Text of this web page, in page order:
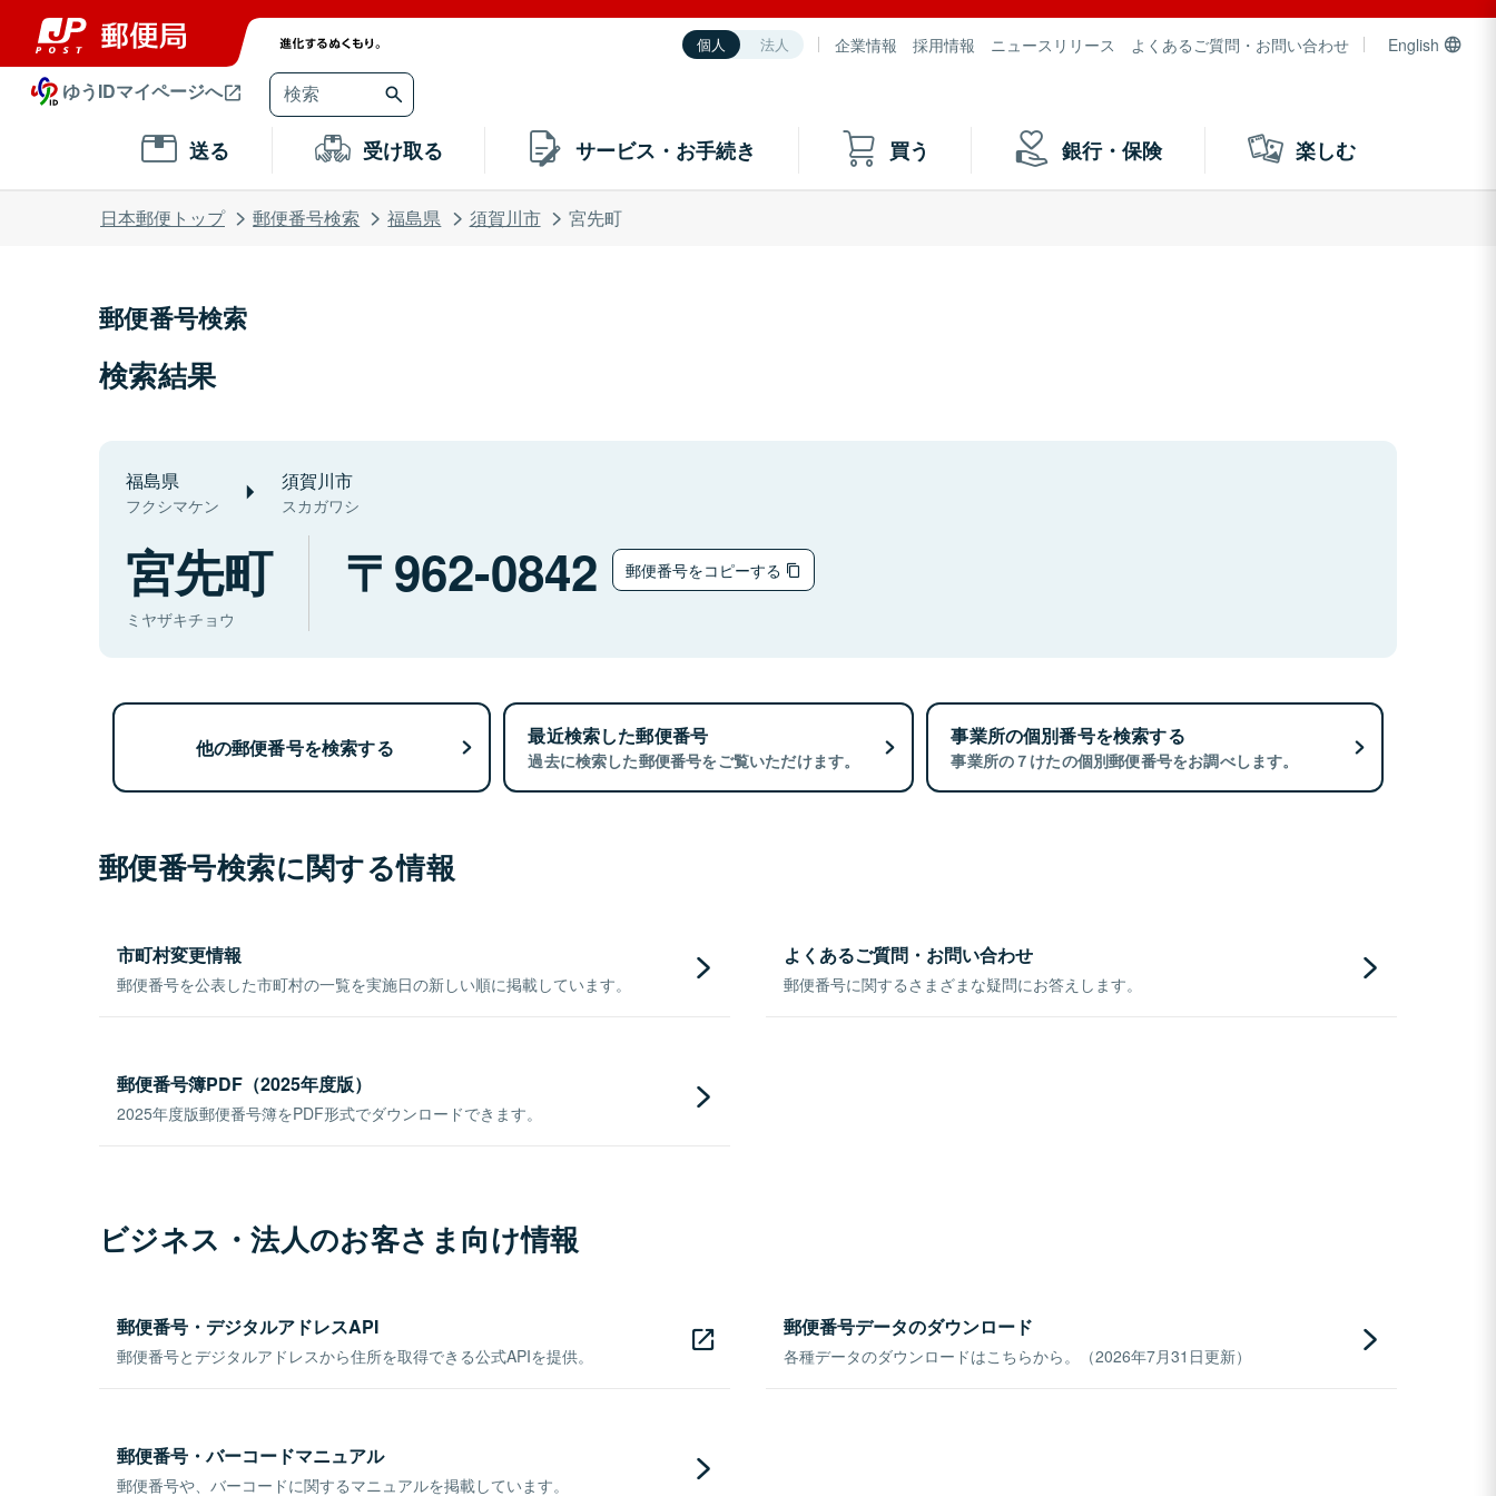
個人 法人 企業情報 採用情報 ニュースリリース よくあるご質問・お問い合わせ English
ゆうIDマイページへ
送る 受け取る サービス・お手続き 買う 銀行・保険 楽しむ
日本郵便トップ 郵便番号検索 福島県 須賀川市 宮先町
郵便番号検索
検索結果
福島県
フクシマケン
須賀川市
スカガワシ
宮先町
ミヤザキチョウ
962-0842 郵便番号をコピーする
他の郵便番号を検索する 最近検索した郵便番号
過去に検索した郵便番号をご覧いただけます。
事業所の個別番号を検索する
事業所の７けたの個別郵便番号をお調べします。
郵便番号検索に関する情報
市町村変更情報
郵便番号を公表した市町村の一覧を実施日の新しい順に掲載しています。
よくあるご質問・お問い合わせ
郵便番号に関するさまざまな疑問にお答えします。
郵便番号簿PDF（2025年度版）
2025年度版郵便番号簿をPDF形式でダウンロードできます。
ビジネス・法人のお客さま向け情報
郵便番号・デジタルアドレスAPI
郵便番号とデジタルアドレスから住所を取得できる公式APIを提供。
郵便番号データのダウンロード
各種データのダウンロードはこちらから。（2026年7月31日更新）
郵便番号・バーコードマニュアル
郵便番号や、バーコードに関するマニュアルを掲載しています。